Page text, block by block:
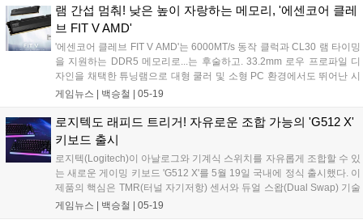
가지 연결 방식과 장시간 편집 시 손목 피로를 줄여주는 인체공학 디자
인을 채택해, 하이라이트 영상 등을 제작하는 크리에이터의 작업 효율을
높인 것이 특징이다....
램 간섭 멈춰! 낮은 높이 자랑하는 메모리, '에센코어 클레
브 FIT V AMD'
'에센코어 클레브 FIT V AMD'는 6000MT/s 동작 클럭과 CL30 램 타이밍
을 지원하는 DDR5 메모리로...는 후술하고. 33.2mm 로우 프로파일 디
자인을 채택한 튜닝램으로 대형 쿨러 및 소형 PC 환경에서도 뛰어난 시
스템 호환성을 제공하는 것이 특징이다. 방열판이 없는 일반 메모리가
고려하면 정말 감격스러운 높이라고 할 수 있다....
게임뉴스 | 백승철 | 05-19
로지텍도 래피드 트리거! 자유로운 조합 가능의 'G512 X'
키보드 출시
로지텍(Logitech)이 아날로그와 기계식 스위치를 자유롭게 조합할 수 있
는 새로운 게이밍 키보드 'G512 X'를 5월 19일 국내에 정식 출시했다. 이
제품의 핵심은 TMR(터널 자기저항) 센서와 듀얼 스왑(Dual Swap) 기술
의 적용이다. 탑재된 TMR 센서는 키 입력 깊이의 미세한 변화를 정밀하
게임뉴스 | 백승철 | 05-19